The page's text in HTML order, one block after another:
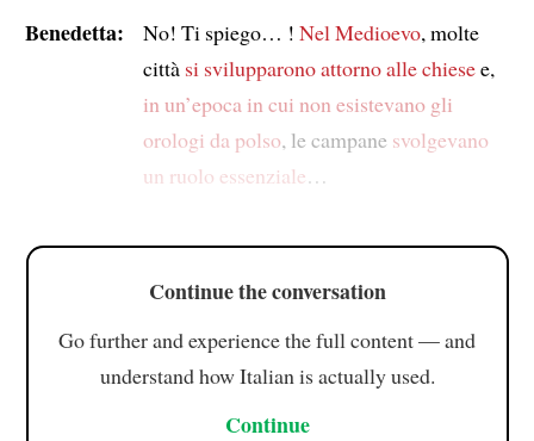
Benedetta: No! Ti spiego… ! Nel Medioevo, molte
città si svilupparono attorno alle chiesee,
in un’epoca in cui non esistevano gli
orologi da polso, le campane svolgevano
un ruolo essenziale…
Continue the conversation
Go further and experience the full content — and
understand how Italian is actually used.
Continue